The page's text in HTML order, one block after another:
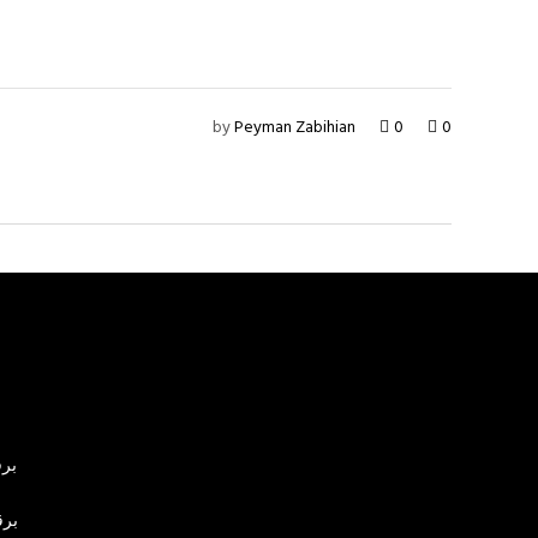
byPeyman Zabihian 0 0